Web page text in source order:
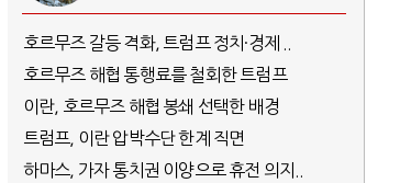
호르무즈 갈등 격화, 트럼프 정치·경제 ..
호르무즈 해협 통행료를 철회한 트럼프
이란, 호르무즈 해협 봉쇄 선택한 배경
트럼프, 이란 압박수단 한계 직면
하마스, 가자 통치권 이양으로 휴전 의지..